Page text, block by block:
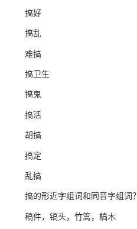
搞好
搞乱
难搞
搞卫生
搞鬼
搞活
胡搞
搞定
乱搞
搞的形近字组词和同音字组词？
稿件，镐头，竹篙，槁木